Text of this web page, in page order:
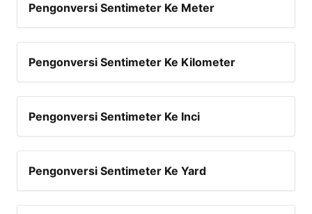
Pengonversi Sentimeter Ke Meter
Pengonversi Sentimeter Ke Kilometer
Pengonversi Sentimeter Ke Inci
Pengonversi Sentimeter Ke Yard